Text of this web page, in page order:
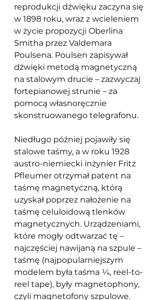
reprodukcji dźwięku zaczyna się
w 1898 roku, wraz z wcieleniem
w życie propozycji Oberlina
Smitha przez Valdemara
Poulsena. Poulsen zapisywał
dźwięki metodą magnetyczną
na stalowym drucie – zazwyczaj
fortepianowej strunie – za
pomocą własnoręcznie
skonstruowanego telegrafonu.
Niedługo później pojawiły się
stalowe taśmy, a w roku 1928
austro-niemiecki inżynier Fritz
Pfleumer otrzymał patent na
taśmę magnetyczną, którą
uzyskał poprzez nałożenie na
taśmę celuloidową tlenków
magnetycznych. Urządzeniami,
które mogły odtwarzać tę –
najczęściej nawijaną na szpule –
taśmę (najpopularniejszym
modelem była taśma ¼, reel-to-
reel tape), były magnetophony,
czyli magnetofony szpulowe.